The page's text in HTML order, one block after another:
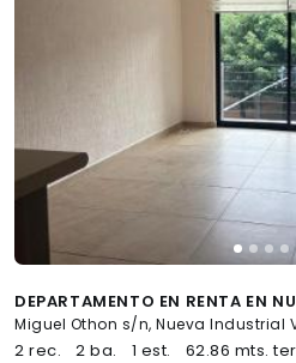
DEPARTAMENTO EN RENTA EN
Miguel Othon s/n, Nueva Industrial
2 rec. 2 ba. 1 est. 62.86 mts.